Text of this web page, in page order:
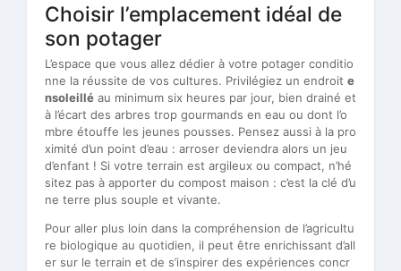
Choisir l’emplacement idéal de
son potager
L’espace que vous allez dédier à votre potager conditio
nne la réussite de vos cultures. Privilégiez un endroit e
nsoleillé au minimum six heures par jour, bien drainé et
à l’écart des arbres trop gourmands en eau ou dont l’o
mbre étouffe les jeunes pousses. Pensez aussi à la pro
ximité d’un point d’eau : arroser deviendra alors un jeu
d’enfant ! Si votre terrain est argileux ou compact, n’hé
sitez pas à apporter du compost maison : c’est la clé d’u
ne terre plus souple et vivante.
Pour aller plus loin dans la compréhension de l’agricultu
re biologique au quotidien, il peut être enrichissant d’all
er sur le terrain et de s’inspirer des expériences concr